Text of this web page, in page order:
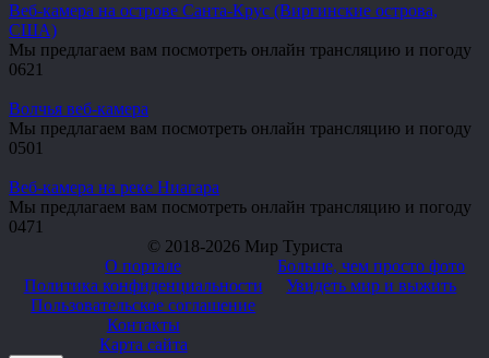
Веб-камера на острове Санта-Крус (Виргинские острова,
США)
Мы предлагаем вам посмотреть онлайн трансляцию и погоду
0621
Волчья веб-камера
Мы предлагаем вам посмотреть онлайн трансляцию и погоду
0501
Веб-камера на реке Ниагара
Мы предлагаем вам посмотреть онлайн трансляцию и погоду
0471
© 2018-2026 Мир Туриста
О портале
Политика конфиденциальности
Пользовательское соглашение
Контакты
Карта сайта
Больше, чем просто фото
Увидеть мир и выжить